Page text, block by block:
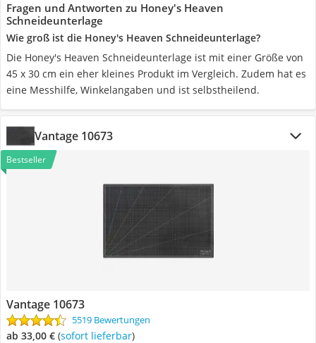
Fragen und Antworten zu Honey's Heaven
Schneideunterlage
Wie groß ist die Honey's Heaven Schneideunterlage?
Die Honey's Heaven Schneideunterlage ist mit einer Größe von
45 x 30 cm ein eher kleines Produkt im Vergleich. Zudem hat es
eine Messhilfe, Winkelangaben und ist selbstheilend.
Vantage 10673
Bestseller
Vantage 10673
5519 Bewertungen
ab 33,00 € ( Sofort lieferbar)